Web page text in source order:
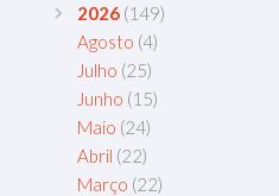
2026 (149)
Agosto (4)
Julho (25)
Junho (15)
Maio (24)
Abril (22)
Março (22)